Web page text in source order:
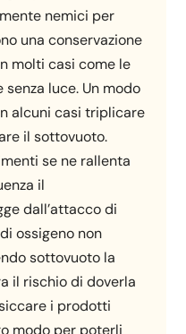
nemici per
una conservazione
molti casi come le
senza luce. Un modo
alcuni casi triplicare
il sottovuoto.
se ne rallenta
il
dall’attacco di
ossigeno non
sottovuoto la
il rischio di doverla
i prodotti
modo per poterli